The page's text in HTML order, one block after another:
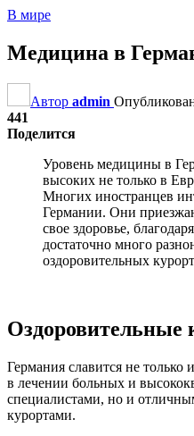
В мире
Медицина в
Автор admin
441
Поделится
Уровень медицины в
высоких не только в
Многих иностранцев
Германии. Они
свое здоровье,
достаточно много
оздоровительных
Оздоровительные
Германия славится не
в лечении больных и
специалистами, но и
курортами.